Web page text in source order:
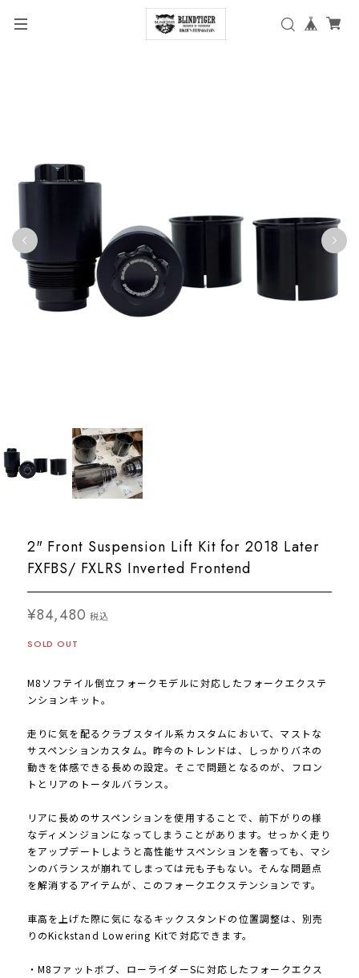
2" Front Suspension Lift Kit for 2018 Later
FXFBS/ FXLRS Inverted Frontend
¥84,480 税込
SOLD OUT
M8ソフテイル倒立フォークモデルに対応したフォークエクステ
ンションキット。
走りに気を配るクラブスタイル系カスタムにおいて、マストな
サスペンションカスタム。昨今のトレンドは、しっかりバネの
動きを体感できる長めの設定。そこで問題となるのが、フロン
トとリアのトータルバランス。
リアに長めのサスペンションを使用することで、前下がりの様
なディメンジョンになってしまうことがあります。せっかく走り
をアップデートしようと高性能サスペンションを奢っても、マシ
ンのバランスが崩れてしまっては元も子もない。そんな問題点
を解消するアイテムが、このフォークエクステンションです。
車高を上げた際に気になるキックスタンドの位置調整は、別売
りのKickstand Lowering Kitで対応できます。
・M8ファットボブ、ローライダーSに対応したフォークエクス